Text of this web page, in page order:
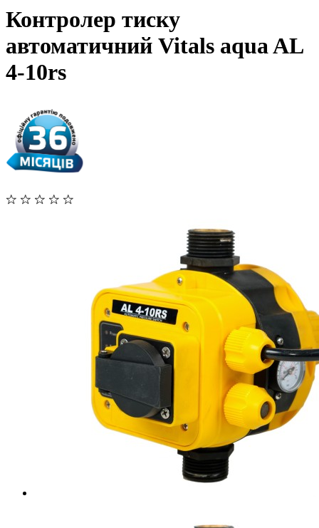
Контролер тиску
автоматичний Vitals aqua AL
4-10rs